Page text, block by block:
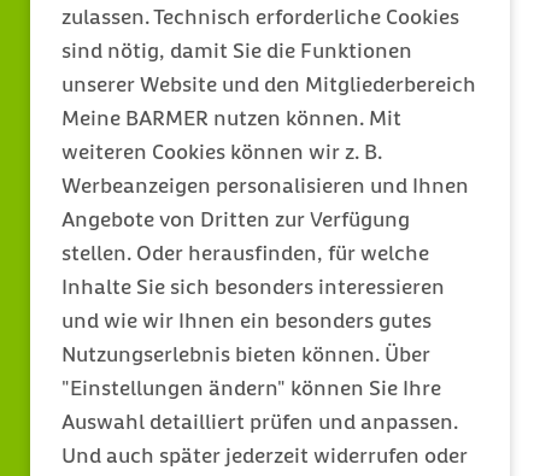
zulassen. Technisch erforderliche Cookies
sind nötig, damit Sie die Funktionen
unserer Website und den Mitgliederbereich
Meine BARMER nutzen können. Mit
weiteren Cookies können wir z. B.
Werbeanzeigen personalisieren und Ihnen
Angebote von Dritten zur Verfügung
stellen. Oder herausfinden, für welche
Inhalte Sie sich besonders interessieren
und wie wir Ihnen ein besonders gutes
Nutzungserlebnis bieten können. Über
"Einstellungen ändern" können Sie Ihre
Auswahl detailliert prüfen und anpassen.
Und auch später jederzeit widerrufen oder